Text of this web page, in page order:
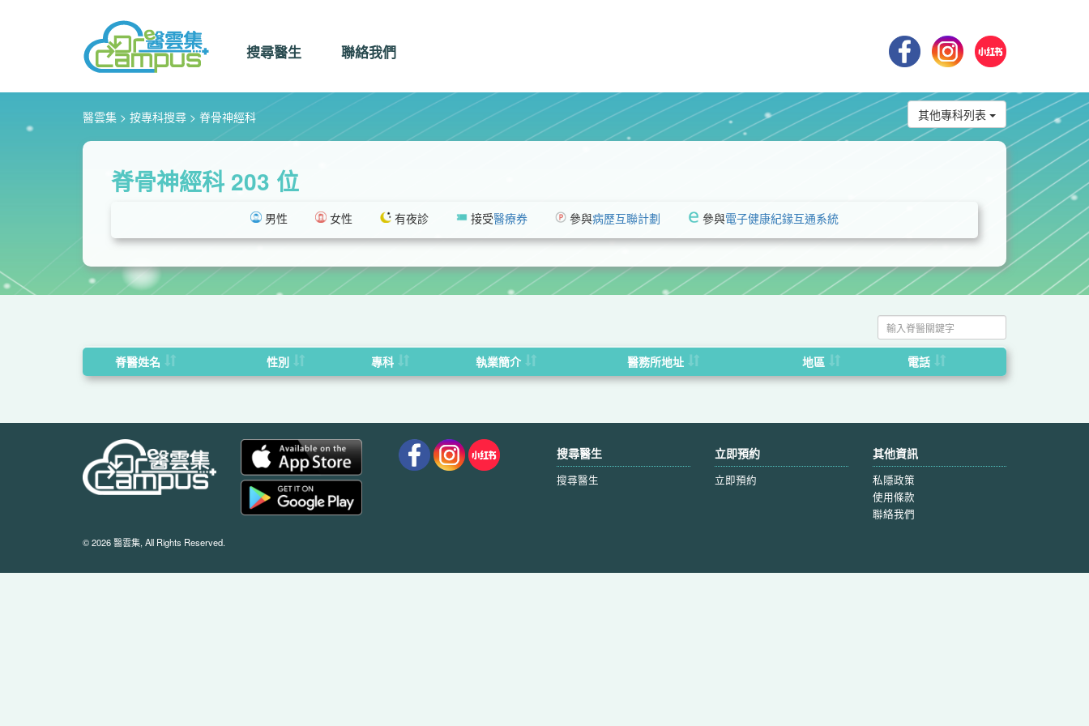
搜尋醫生 聯絡我們
醫雲集 按專科搜尋 脊骨神經科 其他專科列表
脊骨神經科 203 位
男性 女性 有夜診 接受醫療券 參與病歷互聯計劃 參與電子健康紀䤸互通系統
脊醫姓名
性別 專科 執業簡介 醫務所地址 地區 電話
搜尋醫生
搜尋醫生
立即預約
立即預約
其他資訊
私隱政策
使用條款
聯絡我們
© 2026 醫雲集, All Rights Reserved.